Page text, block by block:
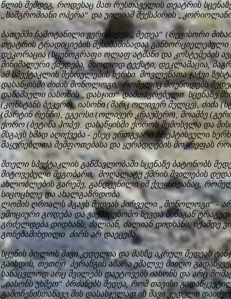
წლის შემდეგ, როდესაც მათ რუსთაველის თეატრის
„სამგროშიანი ოპერა“ და უილიამ შექსპირის
ბათუმში ჩამოტანილი ევრიპიდეს „მედეა“ (რეჟისორი
თეატრის ტრადიციების შესაბამისადაა
დეკორაცია (სცენოგრაფი ოლაფ ატმანი და კოსტუმების
მინიმალური ქმედება, მხოლოდ ტექსტი, დეკლამაცია,
ამ სპექტაკლის შესრულების ხერხი. მოვლენათა ჯაჭვი
დასაწყისში ძიძის მონოლოგი, რომელიც მოუწოდებს
დანაშაული იასონის „დასჯით“ დამთავრებული. სცენაზე
(კონსტანს ბეკერი), იასონი (მარკ ოლივერ შულცე), ძიძა
(მარტინ რენჩი), ეგეოსი (ოლივერ კრაუშერი), მოამბე
ქორო (ბეტინა ჰოპე). დასაწყისში ქოროს შემოსვლა და
მსგავს ხმად აღიქვება - ესეც ერთგვარი ბრეჰტისეული
მაყურებლთა შეშფოთებასა და ყურადღების მოკრეფას რომ
მთელი სპექტაკლის განმავლობაში სცენაზე ბატონობს
მიტოვებული მეგობარი, მოღალატე ქმრის შვილების
ახლობლების გარეშე, განდევნილი იმ ქვეყნიდანაც,
სიცოცხლე და ახალგაზრდობა.
ლომის ღრიალს ჰგავს მედეას პირველი „მონოლოგი“ -
ემოციური გოდება და ვაება, უზომო სევდა შინაგან
გრძელდება დიდხანს, ძალიან, ძალიან დიდხანს, იქამდე
გონებამიხდილი ძირს არ დაეცემა.
სცენის ბოლოს შავი კედელია და მასზე აკრულ მედეას
გაიხდის, თეთრი პერანგის ამარა უმალვე მიიღო
სანაცვლოდ არც შვილებს დაუტოვებს იასონს და არც
„იასონს უხმეთ“ ბრძანებს მედეა, რომ თავისი
გამოჩენისთანავე მის დასასჯელად ის შავი კედელი